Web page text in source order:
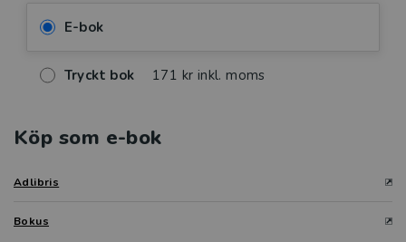
E-bok
Tryckt bok 171 kr inkl. moms
Köp som e-bok
Adlibris
Bokus